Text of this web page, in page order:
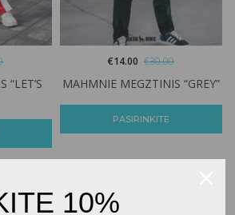
“LET’S
MAHMNIE MEGZTINIS “GREY”
€14.00 €30.00
PASIRINKITE
10%